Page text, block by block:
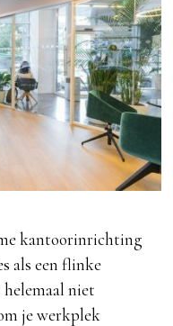
kantoorinrichting
als een flinke
niet
je werkplek